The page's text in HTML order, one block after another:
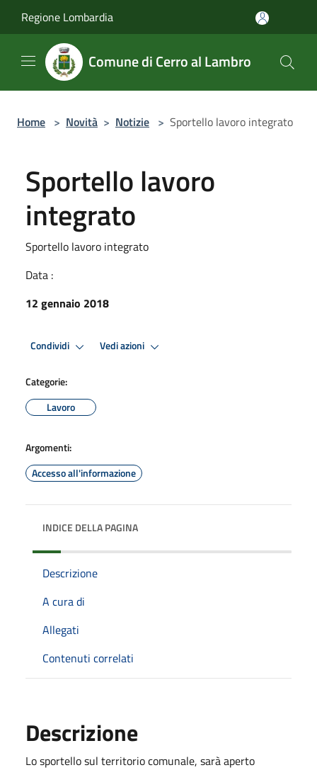
Regione Lombardia
Comune di Cerro al Lambro
Home > Novità > Notizie > Sportello lavoro integrato
Sportello lavoro
integrato
Sportello lavoro integrato
Data :
12 gennaio 2018
Condividi Vedi azioni
Categorie:
Lavoro
Argomenti:
Accesso all'informazione
INDICE DELLA PAGINA
Descrizione
A cura di
Allegati
Contenuti correlati
Descrizione
Lo sportello sul territorio comunale, sarà aperto